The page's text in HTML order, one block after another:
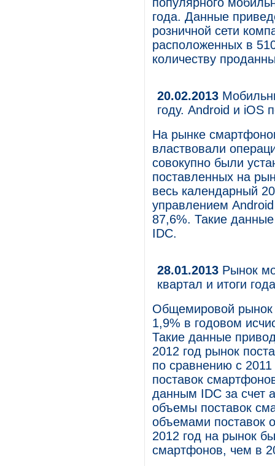
года. Данные
розничной сети
расположенных в
количеству
20.02.2013
году. Android и iOS
На рынке
властвовали
совокупно были
поставленных на
весь календарный
управлением
87,6%. Такие
IDC.
28.01.2013 Рынок
квартал и итоги года
Общемировой рынок
1,9% в годовом
Такие данные
2012 год рынок
по сравнению с
поставок
данным IDC за счет
объемы поставок
объемами поставок
2012 год на рынок
смартфонов, чем в